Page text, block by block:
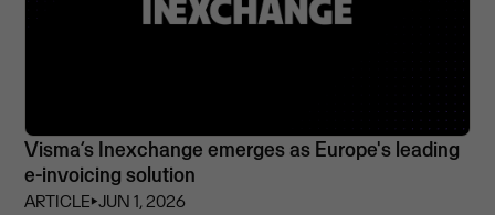
Visma’s Inexchange emerges as Europe's leading
e-invoicing solution
ARTICLE⏵JUN 1, 2026